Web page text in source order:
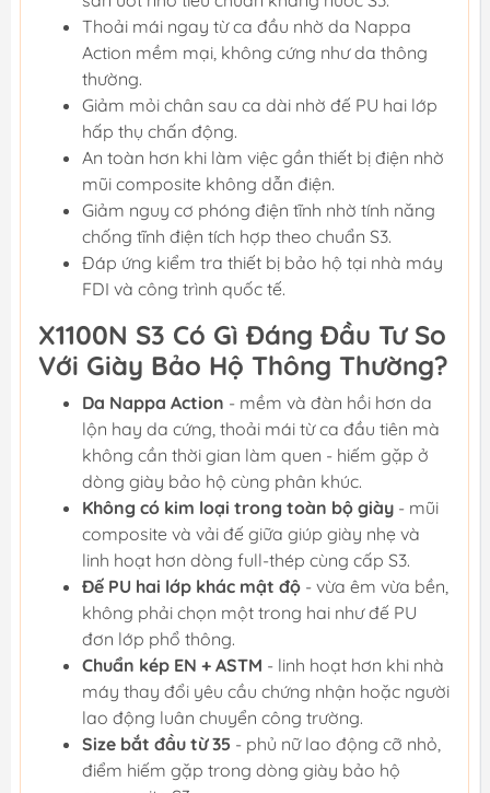
Thoải mái ngay từ ca đầu nhờ da Nappa
Action mềm mại, không cứng như da thông
thường.
Giảm mỏi chân sau ca dài nhờ đế PU hai lớp
hấp thụ chấn động.
An toàn hơn khi làm việc gần thiết bị điện nhờ
mũi composite không dẫn điện.
Giảm nguy cơ phóng điện tĩnh nhờ tính năng
chống tĩnh điện tích hợp theo chuẩn S3.
Đáp ứng kiểm tra thiết bị bảo hộ tại nhà máy
FDI và công trình quốc tế.
X1100N S3 Có Gì Đáng Đầu Tư So
Với Giày Bảo Hộ Thông Thường?
Da Nappa Action - mềm và đàn hồi hơn da
lộn hay da cứng, thoải mái từ ca đầu tiên mà
không cần thời gian làm quen - hiếm gặp ở
dòng giày bảo hộ cùng phân khúc.
Không có kim loại trong toàn bộ giày - mũi
composite và vải đế giữa giúp giày nhẹ và
linh hoạt hơn dòng full-thép cùng cấp S3.
Đế PU hai lớp khác mật độ - vừa êm vừa bền,
không phải chọn một trong hai như đế PU
đơn lớp phổ thông.
Chuẩn kép EN + ASTM - linh hoạt hơn khi nhà
máy thay đổi yêu cầu chứng nhận hoặc người
lao động luân chuyển công trường.
Size bắt đầu từ 35 - phủ nữ lao động cỡ nhỏ,
điểm hiếm gặp trong dòng giày bảo hộ